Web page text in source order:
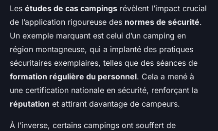
Les études de cas campings révèlent l’impact crucial
de l’application rigoureuse des normes de sécurité.
Un exemple marquant est celui d’un camping en
région montagneuse, qui a implanté des pratiques
sécuritaires exemplaires, telles que des séances de
formation régulière du personnel. Cela a mené à
une certification nationale en sécurité, renforçant la
réputation et attirant davantage de campeurs.
À l’inverse, certains campings ont souffert de